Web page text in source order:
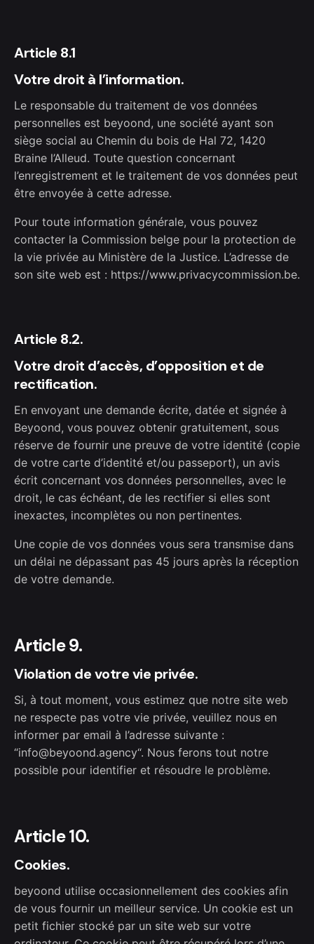
Article 8.1
Votre droit à l’information.
Le responsable du traitement de vos données
personnelles est beyoond, une société ayant son
siège social au Chemin du bois de Hal 72, 1420
Braine l’Alleud. Toute question concernant
l’enregistrement et le traitement de vos données peut
être envoyée à cette adresse.
Pour toute information générale, vous pouvez
contacter la Commission belge pour la protection de
la vie privée au Ministère de la Justice. L’adresse de
son site web est : https://www.privacycommission.be.
Article 8.2.
Votre droit d’accès, d’opposition et de
rectification.
En envoyant une demande écrite, datée et signée à
Beyoond, vous pouvez obtenir gratuitement, sous
réserve de fournir une preuve de votre identité (copie
de votre carte d’identité et/ou passeport), un avis
écrit concernant vos données personnelles, avec le
droit, le cas échéant, de les rectifier si elles sont
inexactes, incomplètes ou non pertinentes.
Une copie de vos données vous sera transmise dans
un délai ne dépassant pas 45 jours après la réception
de votre demande.
Article 9.
Violation de votre vie privée.
Si, à tout moment, vous estimez que notre site web
ne respecte pas votre vie privée, veuillez nous en
informer par email à l’adresse suivante :
“info@beyoond.agency“. Nous ferons tout notre
possible pour identifier et résoudre le problème.
Article 10.
Cookies.
beyoond utilise occasionnellement des cookies afin
de vous fournir un meilleur service. Un cookie est un
petit fichier stocké par un site web sur votre